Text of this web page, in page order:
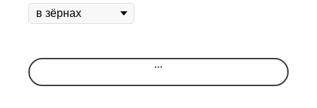
...